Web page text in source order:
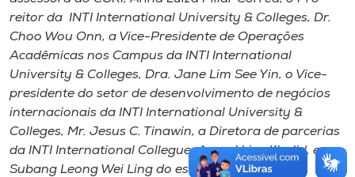
reitor da INTI International University & Colleges, Dr.
Choo Wou Onn, a Vice-Presidente de Operações
Acadêmicas nos Campus da INTI International
University & Colleges, Dra. Jane Lim See Yin, o Vice-
presidente do setor de desenvolvimento de negócios
internacionais da INTI International University &
Colleges, Mr. Jesus C. Tinawin, a Diretora de parcerias
da INTI International Collegue, Azroul Liza Khalid, e
Subang Leong Wei Ling do escritório de